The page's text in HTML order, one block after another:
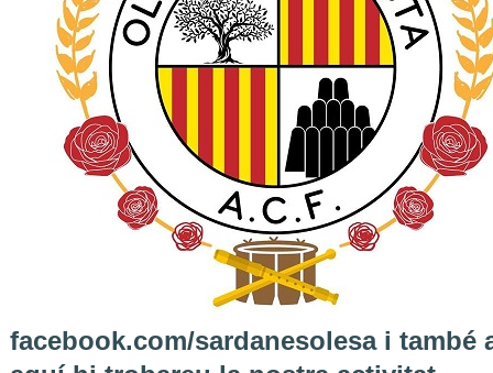
facebook.com/sardanesolesa i també